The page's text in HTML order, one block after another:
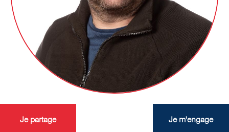
Je partage Je m'engage